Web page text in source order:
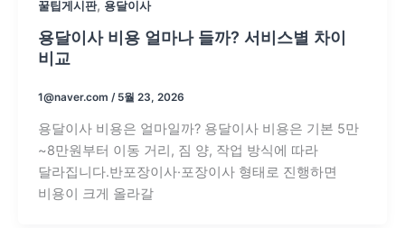
꿀팁게시판, 용달이사
용달이사 비용 얼마나 들까? 서비스별 차이
비교
1@naver.com / 5월 23, 2026
용달이사 비용은 얼마일까? 용달이사 비용은 기본 5만
~8만원부터 이동 거리, 짐 양, 작업 방식에 따라
달라집니다.반포장이사·포장이사 형태로 진행하면
비용이 크게 올라갈